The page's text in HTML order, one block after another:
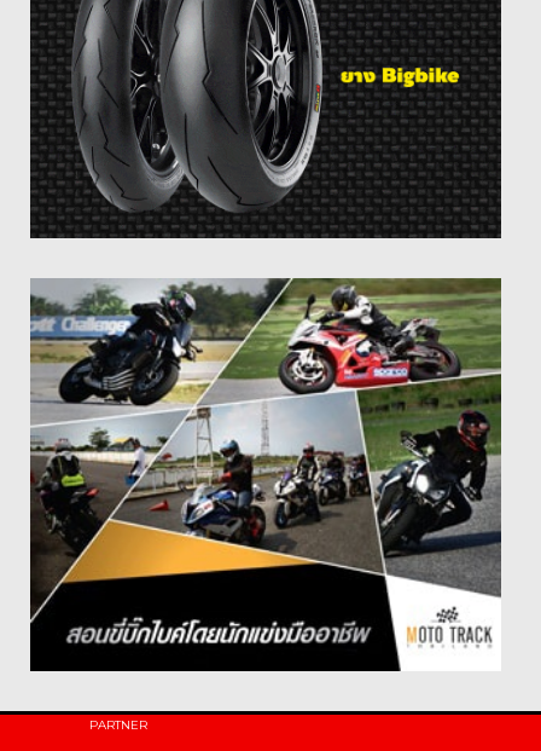
PARTNER